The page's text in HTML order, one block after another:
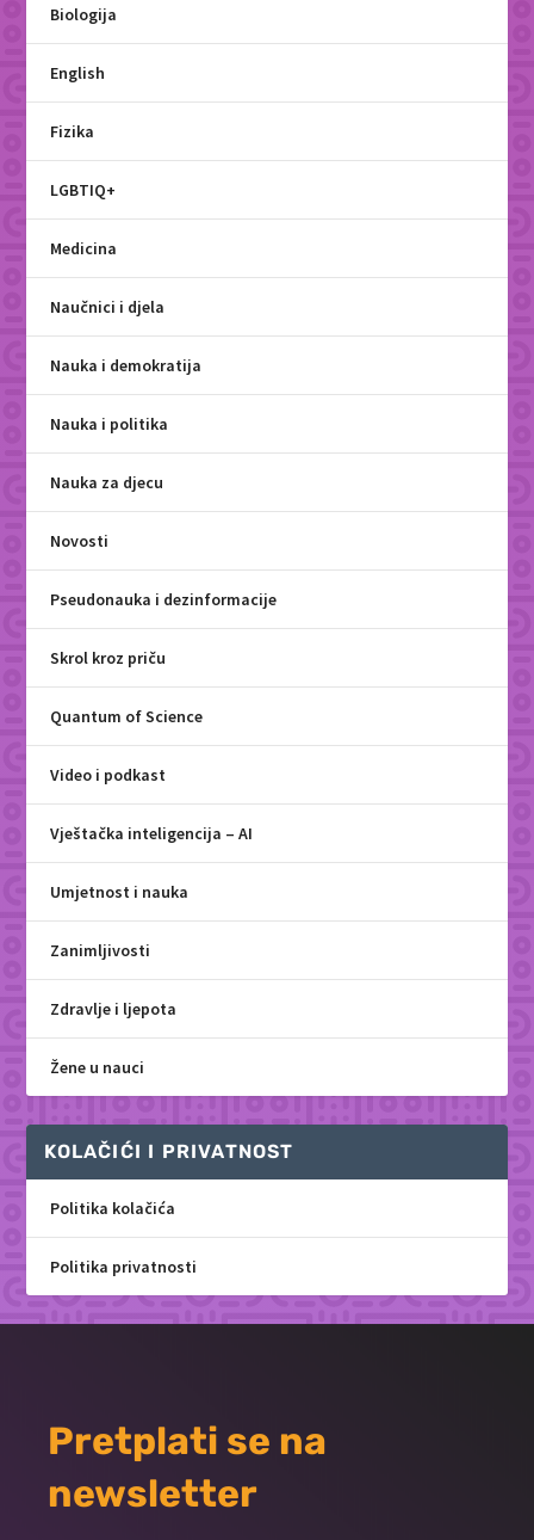
Biologija
English
Fizika
LGBTIQ+
Medicina
Naučnici i djela
Nauka i demokratija
Nauka i politika
Nauka za djecu
Novosti
Pseudonauka i dezinformacije
Skrol kroz priču
Quantum of Science
Video i podkast
Vještačka inteligencija – AI
Umjetnost i nauka
Zanimljivosti
Zdravlje i ljepota
Žene u nauci
KOLAČIĆI I PRIVATNOST
Politika kolačića
Politika privatnosti
Pretplati se na
newsletter